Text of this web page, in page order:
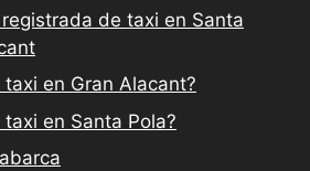
de taxi en Santa
en Gran Alacant?
en Santa Pola?